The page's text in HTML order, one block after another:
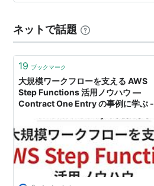
ネットで話題
19 ブックマーク
大規模ワークフローを支える AWS
Step Functions 活用ノウハウ ―
Contract One Entry の事例に学ぶ -